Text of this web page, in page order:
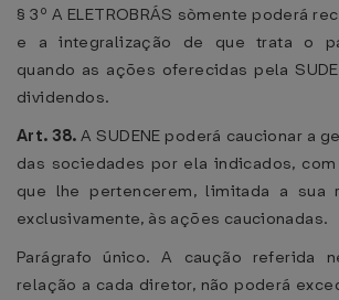
§ 3º A ELETROBRÁS sòmente poderá
e a integralização de que trata o
quando as ações oferecidas pela
dividendos.
Art. 38.A SUDENE poderá caucionar a
das sociedades por ela indicados,
que lhe pertencerem, limitada a sua
exclusivamente, às ações caucionadas.
Parágrafo único. A caução referida
relação a cada diretor, não poderá